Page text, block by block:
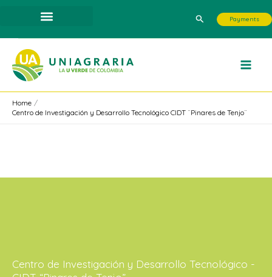
content
Search Payments
Home
Centro de Investigación y Desarrollo Tecnológico CIDT ¨Pinares de Tenjo¨
Centro de Investigación y Desarrollo Tecnológico -